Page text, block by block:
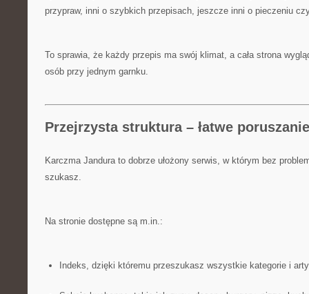
przypraw, inni o szybkich przepisach, jeszcze inni o pieczeniu
To sprawia, że każdy przepis ma swój klimat, a cała strona
osób przy jednym garnku.
Przejrzysta struktura – łatwe
Karczma Jandura to dobrze ułożony serwis, w którym bez
szukasz.
Na stronie dostępne są m.in.:
Indeks, dzięki któremu przeszukasz wszystkie kategorie i